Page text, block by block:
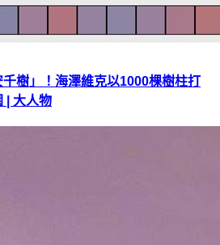
千樹」！海澤維克以1000棵樹柱打
| 大人物